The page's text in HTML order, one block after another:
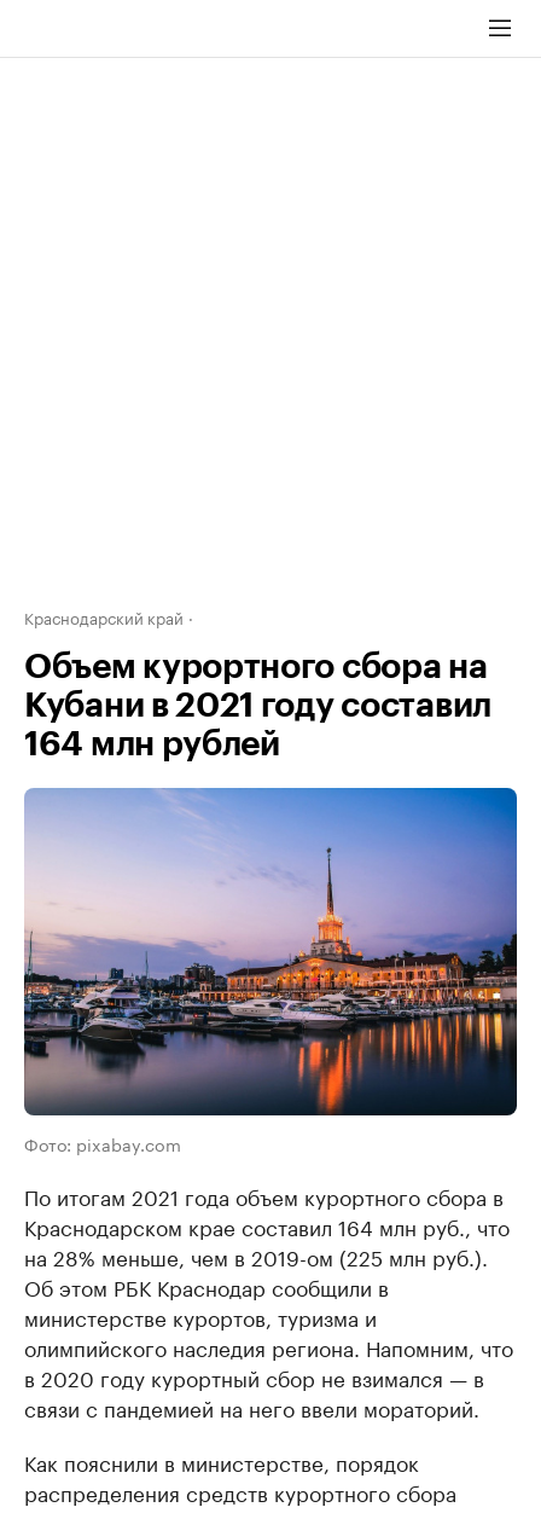
Краснодарский край
Объем курортного сбора на
Кубани в 2021 году составил
164 млн рублей
Фото: pixabay.com
По итогам 2021 года объем курортного сбора в
Краснодарском крае составил 164 млн руб., что
на 28% меньше, чем в 2019-ом (225 млн руб.).
Об этом РБК Краснодар сообщили в
министерстве курортов, туризма и
олимпийского наследия региона. Напомним, что
в 2020 году курортный сбор не взимался — в
связи с пандемией на него ввели мораторий.
Как пояснили в министерстве, порядок
распределения средств курортного сбора